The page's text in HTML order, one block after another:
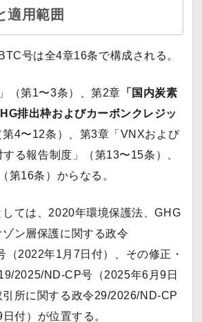
適用範囲
号は全4章16条で構成される。
（第1〜3条）、第2章 「国内炭素
排出枠およびカーボンクレジッ
第4〜12条）、第3章「VNXおよび
る報告制度」（第13〜15条）、
第16条）からなる。
ては、2020年環境保護法、GHG
ン層保護に関する政令
2022年1月7日付）、その修正・
2025/ND-CP号（2025年6月9日
所に関する政令29/2026/ND-CP
付）が位置する。